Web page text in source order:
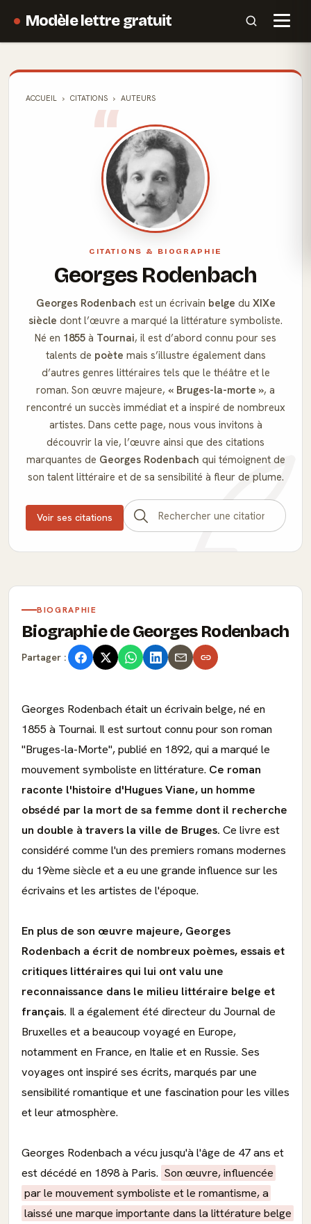
Modèle lettre gratuit
ACCUEIL CITATIONS AUTEURS
CITATIONS & BIOGRAPHIE
Georges Rodenbach
Georges Rodenbach est un écrivain belge du XIXe
siècle dont l’œuvre a marqué la littérature symboliste.
Né en 1855 à Tournai, il est d’abord connu pour ses
talents de poète mais s’illustre également dans
d’autres genres littéraires tels que le théâtre et le
roman. Son œuvre majeure, « Bruges-la-morte », a
rencontré un succès immédiat et a inspiré de nombreux
artistes. Dans cette page, nous vous invitons à
découvrir la vie, l’œuvre ainsi que des citations
marquantes de Georges Rodenbach qui témoignent de
son talent littéraire et de sa sensibilité à fleur de plume.
Voir ses citations
BIOGRAPHIE
Biographie de Georges Rodenbach
Partager :
Georges Rodenbach était un écrivain belge, né en
1855 à Tournai. Il est surtout connu pour son roman
"Bruges-la-Morte", publié en 1892, qui a marqué le
mouvement symboliste en littérature. Ce roman
raconte l'histoire d'Hugues Viane, un homme
obsédé par la mort de sa femme dont il recherche
un double à travers la ville de Bruges. Ce livre est
considéré comme l'un des premiers romans modernes
du 19ème siècle et a eu une grande influence sur les
écrivains et les artistes de l'époque.
En plus de son œuvre majeure, Georges
Rodenbach a écrit de nombreux poèmes, essais et
critiques littéraires qui lui ont valu une
reconnaissance dans le milieu littéraire belge et
français. Il a également été directeur du Journal de
Bruxelles et a beaucoup voyagé en Europe,
notamment en France, en Italie et en Russie. Ses
voyages ont inspiré ses écrits, marqués par une
sensibilité romantique et une fascination pour les villes
et leur atmosphère.
Georges Rodenbach a vécu jusqu'à l'âge de 47 ans et
est décédé en 1898 à Paris. Son œuvre, influencée
par le mouvement symboliste et le romantisme, a
laissé une marque importante dans la littérature belge